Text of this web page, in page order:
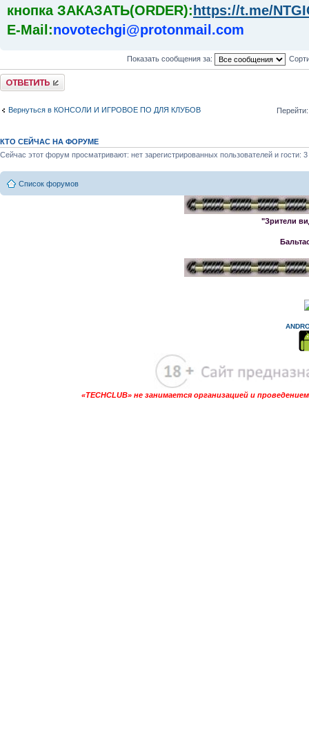
кнопка ЗАКАЗАТЬ(ORDER): https://t.me/
E-Mail:novotechgi@protonmail.com
Показать сообщения за:
Комментировать
Вернуться в КОНСОЛИ И ИГРОВОЕ ПО ДЛЯ КЛУБОВ Перейти:
КТО СЕЙЧАС НА ФОРУМЕ
Сейчас этот форум просматривают: нет зарегистрированных пользователей и гости: 3
Список форумов
"Зрители
«TECHCLUB» не занимается организацией и